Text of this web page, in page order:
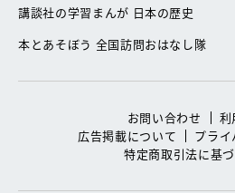
講談社の学習まんが 日本の歴史
本とあそぼう 全国訪問おはなし隊
お問い合わせ
利
広告掲載について
プラ
特定商取引法に基